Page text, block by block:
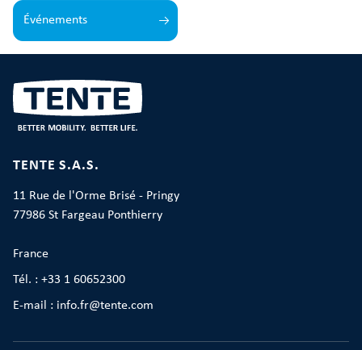
Événements
TENTE S.A.S.
11 Rue de l'Orme Brisé - Pringy
77986 St Fargeau Ponthierry
France
Tél. : +33 1 60652300
E-mail : info.fr@tente.com